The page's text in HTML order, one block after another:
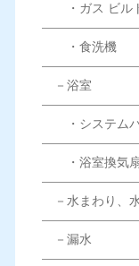
・ガス ビル
・食洗機
－浴室
・システム
・浴室換気
－水まわり、
－漏水